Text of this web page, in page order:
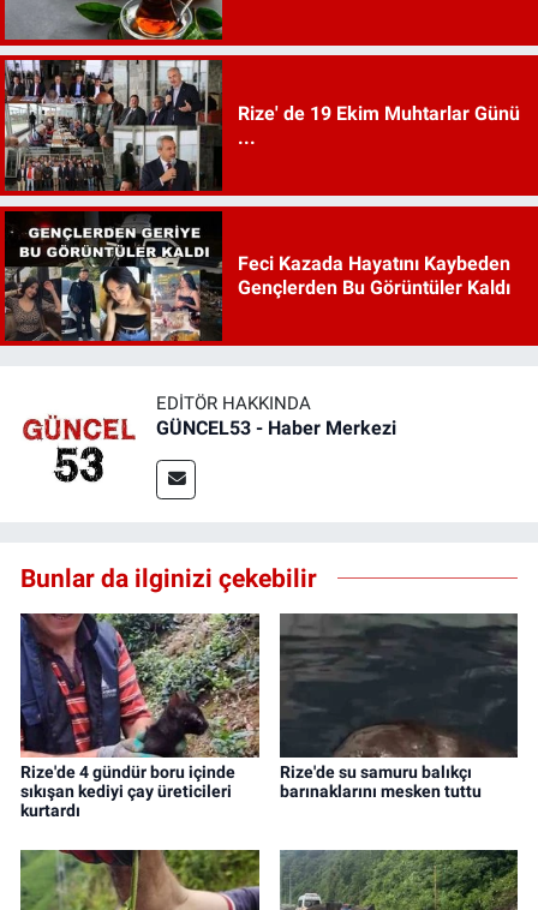
Rize' de 19 Ekim Muhtarlar Günü
...
Feci Kazada Hayatını Kaybeden
Gençlerden Bu Görüntüler Kaldı
EDITÖR HAKKINDA
GÜNCEL53 - Haber Merkezi
Bunlar da ilginizi çekebilir
Rize'de 4 gündür boru içinde
sıkışan kediyi çay üreticileri
kurtardı
Rize'de su samuru balıkçı
barınaklarını mesken tuttu